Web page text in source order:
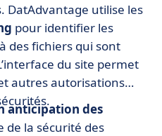
DatAdvantage utilise les
pour identifier les
des fichiers qui sont
du site permet
autres autorisations
anticipation des
de la sécurité des